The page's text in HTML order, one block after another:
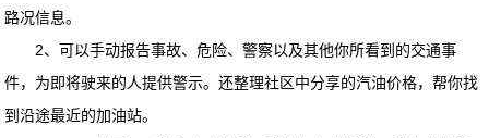
路况信息。
2、可以手动报告事故、危险、警察以及其他你所看到的交通事
件，为即将驶来的人提供警示。还整理社区中分享的汽油价格，帮你找
到沿途最近的加油站。